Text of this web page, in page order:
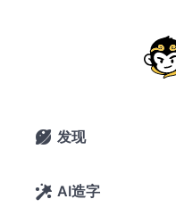
 发现
 AI造字
狮尾黑体：基
0 下载
7条评论